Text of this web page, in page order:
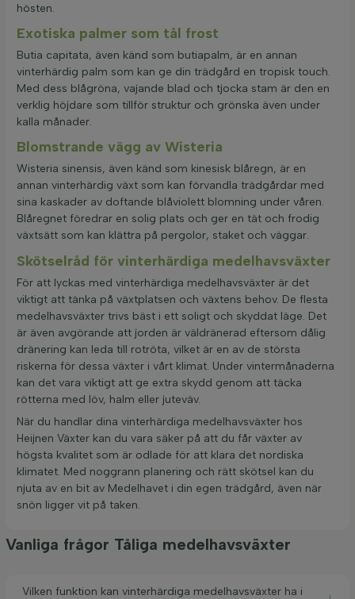
hösten.
Exotiska palmer som tål frost
Butia capitata, även känd som butiapalm, är en annan
vinterhärdig palm som kan ge din trädgård en tropisk touch.
Med dess blågröna, vajande blad och tjocka stam är den en
verklig höjdare som tillför struktur och grönska även under
kalla månader.
Blomstrande vägg av Wisteria
Wisteria sinensis, även känd som kinesisk blåregn, är en
annan vinterhärdig växt som kan förvandla trädgårdar med
sina kaskader av doftande blåviolett blomning under våren.
Blåregnet föredrar en solig plats och ger en tät och frodig
växtsätt som kan klättra på pergolor, staket och väggar.
Skötselråd för vinterhärdiga medelhavsväxter
För att lyckas med vinterhärdiga medelhavsväxter är det
viktigt att tänka på växtplatsen och växtens behov. De flesta
medelhavsväxter trivs bäst i ett soligt och skyddat läge. Det
är även avgörande att jorden är väldränerad eftersom dålig
dränering kan leda till rotröta, vilket är en av de största
riskerna för dessa växter i vårt klimat. Under vintermånaderna
kan det vara viktigt att ge extra skydd genom att täcka
rötterna med löv, halm eller juteväv.
När du handlar dina vinterhärdiga medelhavsväxter hos
Heijnen Växter kan du vara säker på att du får växter av
högsta kvalitet som är odlade för att klara det nordiska
klimatet. Med noggrann planering och rätt skötsel kan du
njuta av en bit av Medelhavet i din egen trädgård, även när
snön ligger vit på taken.
Vanliga frågor Tåliga medelhavsväxter
Vilken funktion kan vinterhärdiga medelhavsväxter ha i